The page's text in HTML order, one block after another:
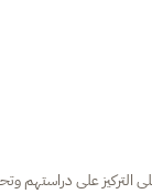
على دراستهم